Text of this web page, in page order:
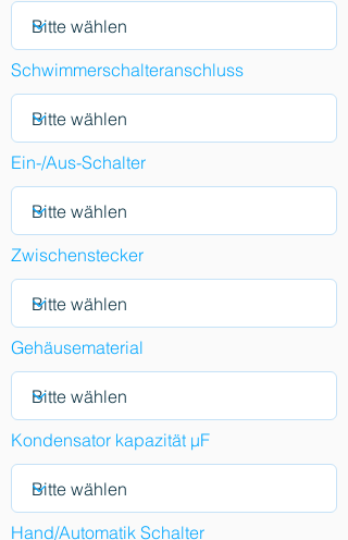
Schwimmerschalteranschluss
Ein-/Aus-Schalter
Zwischenstecker
Gehäusematerial
Kondensator kapazität µF
Hand/Automatik Schalter